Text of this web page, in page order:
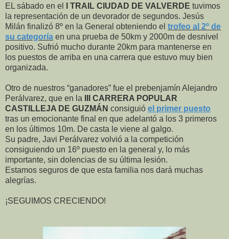
EL sábado en el I TRAIL CIUDAD DE VALVERDE tuvimos
la representación de un devorador de segundos. Jesús
Milán finalizó 8º en la General obteniendo el trofeo al 2º de
su categoría en una prueba de 50km y 2000m de desnivel
positivo. Sufrió mucho durante 20km para mantenerse en
los puestos de arriba en una carrera que estuvo muy bien
organizada.
Otro de nuestros “ganadores” fue el prebenjamín Alejandro
Perálvarez, que en la
III CARRERA POPULAR
CASTILLEJA DE GUZMÁN consiguió el primer puesto
tras un emocionante final en que adelantó a los 3 primeros
en los últimos 10m. De casta le viene al galgo.
Su padre, Javi Perálvarez volvió a la competición
consiguiendo un 16º puesto en la general y, lo más
importante, sin dolencias de su última lesión.
Estamos seguros de que esta familia nos dará muchas
alegrías.
¡SEGUIMOS CRECIENDO!